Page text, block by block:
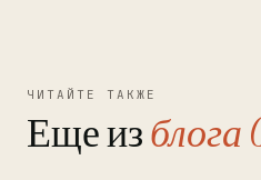
ЧИТАЙТЕ ТАКЖЕ
Еще изблога